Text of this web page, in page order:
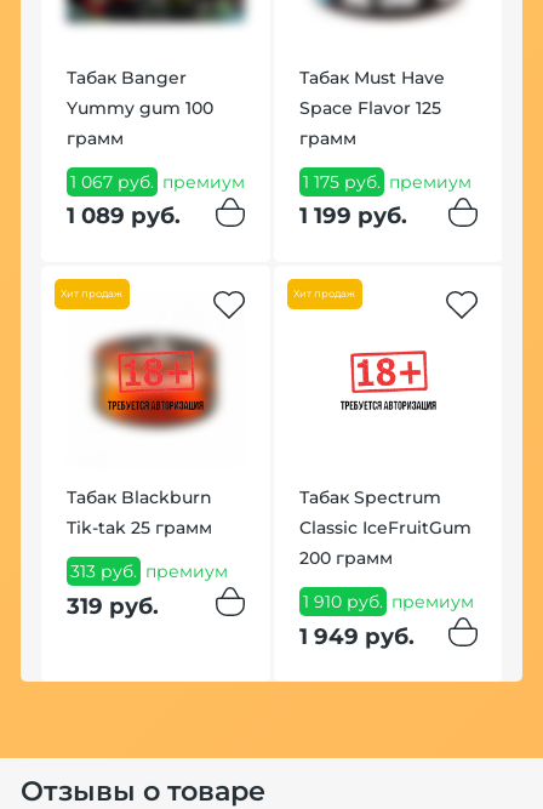
Табак Banger
Yummy gum 100
грамм
1 067 руб. премиум
1 089 руб.
Табак Must Have
Space Flavor 125
грамм
1 175 руб. премиум
1 199 руб.
Хит продаж
Табак Blackburn
Tik-tak 25 грамм
313 руб. премиум
319 руб.
Хит продаж
Табак Spectrum
Classic IceFruitGum
200 грамм
1 910 руб. премиум
1 949 руб.
Отзывы о товаре